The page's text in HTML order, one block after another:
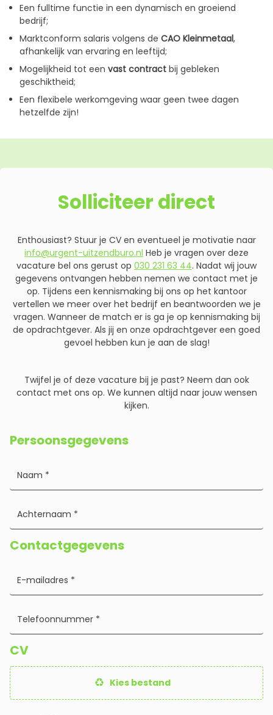
Een fulltime functie in een dynamisch en groeiend
bedrijf;
Marktconform salaris volgens de CAO Kleinmetaal,
afhankelijk van ervaring en leeftijd;
Mogelijkheid tot een vast contract bij gebleken
geschiktheid;
Een flexibele werkomgeving waar geen twee dagen
hetzelfde zijn!
Solliciteer direct
Enthousiast? Stuur je CV en eventueel je motivatie naar
info@urgent-uitzendburo.nl Heb je vragen over deze
vacature bel ons gerust op 030 231 63 44. Nadat wij jouw
gegevens ontvangen hebben nemen we contact met je
op. Tijdens een kennismaking bij ons op het kantoor
vertellen we meer over het bedrijf en beantwoorden we je
vragen. Wanneer de match er is ga je op kennismaking bij
de opdrachtgever. Als jij en onze opdrachtgever een goed
gevoel hebben kun je aan de slag!
Twijfel je of deze vacature bij je past? Neem dan ook
contact met ons op. We kunnen altijd naar jouw wensen
kijken.
Persoonsgegevens
Contactgegevens
CV
Kies bestand